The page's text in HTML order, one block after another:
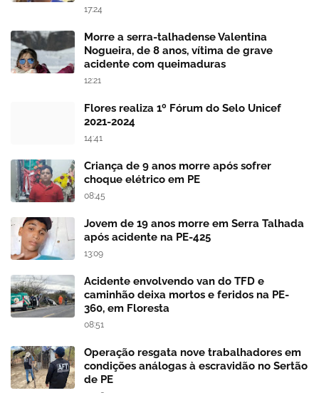
17:24
Morre a serra-talhadense Valentina
Nogueira, de 8 anos, vítima de grave
acidente com queimaduras
12:21
Flores realiza 1º Fórum do Selo Unicef
2021-2024
14:41
Criança de 9 anos morre após sofrer
choque elétrico em PE
08:45
Jovem de 19 anos morre em Serra Talhada
após acidente na PE-425
13:09
Acidente envolvendo van do TFD e
caminhão deixa mortos e feridos na PE-
360, em Floresta
08:51
Operação resgata nove trabalhadores em
condições análogas à escravidão no Sertão
de PE